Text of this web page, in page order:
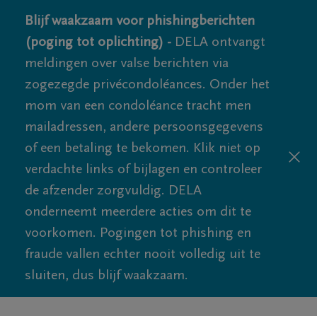
Blijf waakzaam voor phishingberichten
(poging tot oplichting) - DELA ontvangt
meldingen over valse berichten via
zogezegde privécondoléances. Onder het
mom van een condoléance tracht men
mailadressen, andere persoonsgegevens
of een betaling te bekomen. Klik niet op
verdachte links of bijlagen en controleer
de afzender zorgvuldig. DELA
onderneemt meerdere acties om dit te
voorkomen. Pogingen tot phishing en
fraude vallen echter nooit volledig uit te
sluiten, dus blijf waakzaam.